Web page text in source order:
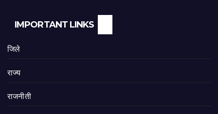
IMPORTANT LINKS
जिले
राज्य
राजनीती